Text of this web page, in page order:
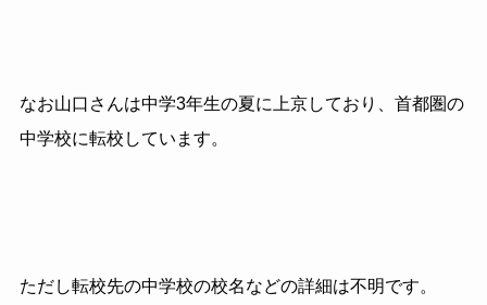
なお山口さんは中学3年生の夏に上京しており、首都圏の
中学校に転校しています。
ただし転校先の中学校の校名などの詳細は不明です。